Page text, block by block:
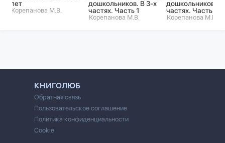
лет
Корепанова М.В.
дошкольников. В 3-х
частях. Часть 1
Корепанова М.В.
дошкольников. В
частях. Часть 2
Корепанова М.В.
КНИГОЛЮБ
Обратная связь
Пользовательское соглашение
Политика конфиденциальности
Cookie